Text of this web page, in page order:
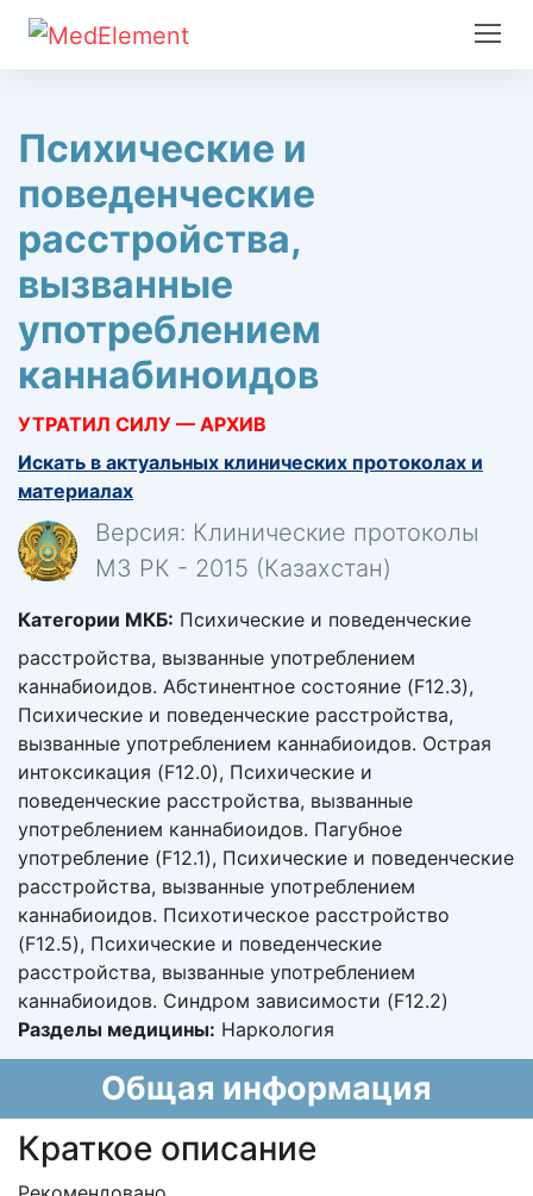
Психические и
поведенческие
расстройства,
вызванные
употреблением
каннабиноидов
УТРАТИЛ СИЛУ — АРХИВ
Искать в актуальных клинических протоколах и
материалах
Версия: Клинические протоколы
МЗ РК - 2015 (Казахстан)
Категории МКБ: Психические и поведенческие
расстройства, вызванные употреблением
каннабиоидов. Абстинентное состояние (F12.3),
Психические и поведенческие расстройства,
вызванные употреблением каннабиоидов. Острая
интоксикация (F12.0), Психические и
поведенческие расстройства, вызванные
употреблением каннабиоидов. Пагубное
употребление (F12.1), Психические и поведенческие
расстройства, вызванные употреблением
каннабиоидов. Психотическое расстройство
(F12.5), Психические и поведенческие
расстройства, вызванные употреблением
каннабиоидов. Синдром зависимости (F12.2)
Разделы медицины: Наркология
Общая информация
Краткое описание